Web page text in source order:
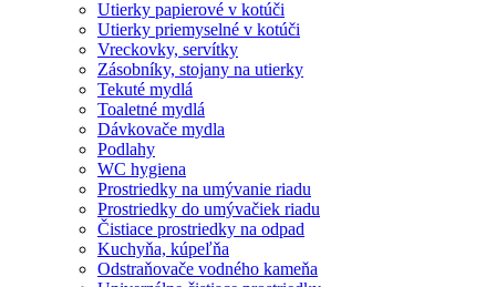
Utierky papierové v kotúči
Utierky priemyselné v kotúči
Vreckovky, servítky
Zásobníky, stojany na utierky
Tekuté mydlá
Toaletné mydlá
Dávkovače mydla
Podlahy
WC hygiena
Prostriedky na umývanie riadu
Prostriedky do umývačiek riadu
Čistiace prostriedky na odpad
Kuchyňa, kúpeľňa
Odstraňovače vodného kameňa